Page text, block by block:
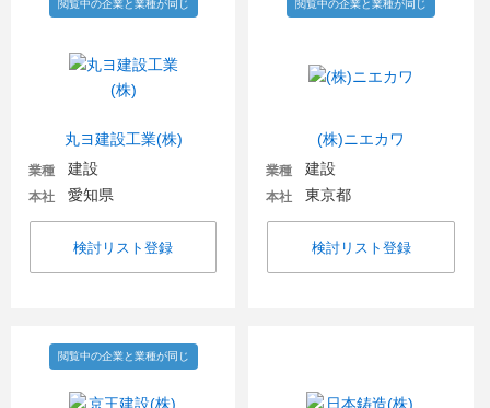
丸ヨ建設工業(株)
閲覧中の企業と業種が同じ
業種 建設
本社 愛知県
検討リスト登録
(株)ニエカワ
閲覧中の企業と業種が同じ
業種 建設
本社 東京都
検討リスト登録
閲覧中の企業と業種が同じ